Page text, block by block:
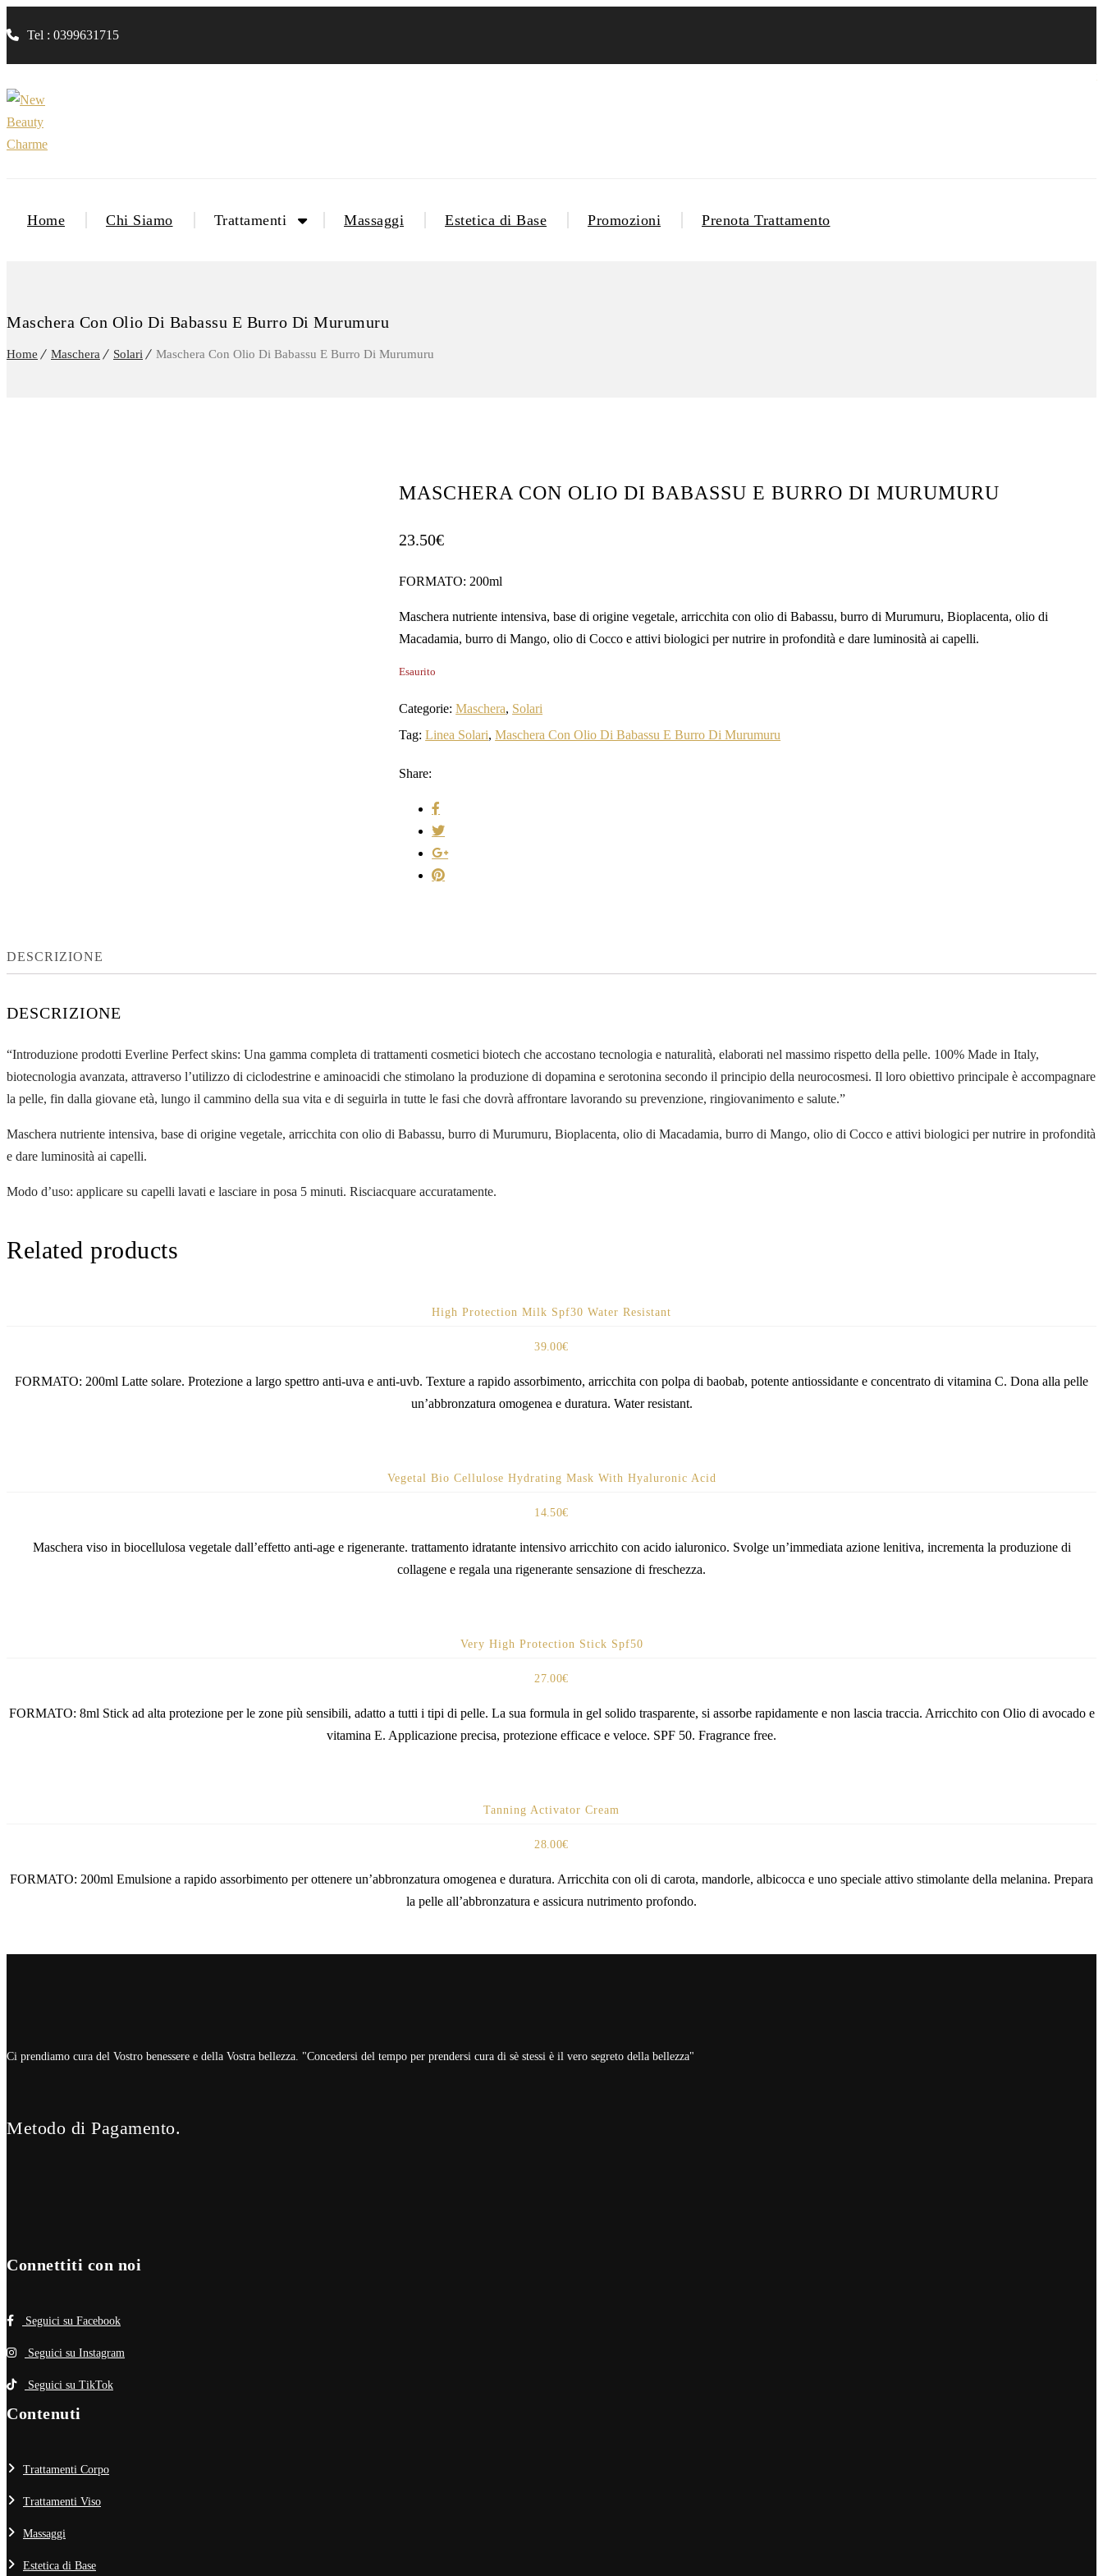
Tel : 0399631715
Home Chi Siamo Trattamenti Massaggi Estetica di Base Promozioni Prenota Trattamento
Maschera Con Olio Di Babassu E Burro Di Murumuru
Home Maschera Solari Maschera Con Olio Di Babassu E Burro Di Murumuru
MASCHERA CON OLIO DI BABASSU E BURRO DI MURUMURU
23.50€
FORMATO: 200ml
Maschera nutriente intensiva, base di origine vegetale, arricchita con olio di Babassu, burro di Murumuru, Bioplacenta, olio di
Macadamia, burro di Mango, olio di Cocco e attivi biologici per nutrire in profondità e dare luminosità ai capelli.
Esaurito
Categorie:Maschera, Solari
Tag:Linea Solari,Maschera Con Olio Di Babassu E Burro Di Murumuru
Share:
DESCRIZIONE
DESCRIZIONE
“Introduzione prodotti Everline Perfect skins: Una gamma completa di trattamenti cosmetici biotech che accostano tecnologia e naturalità, elaborati nel massimo rispetto della pelle. 100% Made in Italy,
biotecnologia avanzata, attraverso l’utilizzo di ciclodestrine e aminoacidi che stimolano la produzione di dopamina e serotonina secondo il principio della neurocosmesi. Il loro obiettivo principale è accompagnare
la pelle, fin dalla giovane età, lungo il cammino della sua vita e di seguirla in tutte le fasi che dovrà affrontare lavorando su prevenzione, ringiovanimento e salute.”
Maschera nutriente intensiva, base di origine vegetale, arricchita con olio di Babassu, burro di Murumuru, Bioplacenta, olio di Macadamia, burro di Mango, olio di Cocco e attivi biologici per nutrire in profondità
e dare luminosità ai capelli.
Modo d’uso: applicare su capelli lavati e lasciare in posa 5 minuti. Risciacquare accuratamente.
Related products
High Protection Milk Spf30 Water Resistant
39.00€
FORMATO: 200ml Latte solare. Protezione a largo spettro anti-uva e anti-uvb. Texture a rapido assorbimento, arricchita con polpa di baobab, potente antiossidante e concentrato di vitamina C. Dona alla pelle
un’abbronzatura omogenea e duratura. Water resistant.
Vegetal Bio Cellulose Hydrating Mask With Hyaluronic Acid
14.50€
Maschera viso in biocellulosa vegetale dall’effetto anti-age e rigenerante. trattamento idratante intensivo arricchito con acido ialuronico. Svolge un’immediata azione lenitiva, incrementa la produzione di
collagene e regala una rigenerante sensazione di freschezza.
Very High Protection Stick Spf50
27.00€
FORMATO: 8ml Stick ad alta protezione per le zone più sensibili, adatto a tutti i tipi di pelle. La sua formula in gel solido trasparente, si assorbe rapidamente e non lascia traccia. Arricchito con Olio di avocado e
vitamina E. Applicazione precisa, protezione efficace e veloce. SPF 50. Fragrance free.
Tanning Activator Cream
28.00€
FORMATO: 200ml Emulsione a rapido assorbimento per ottenere un’abbronzatura omogenea e duratura. Arricchita con oli di carota, mandorle, albicocca e uno speciale attivo stimolante della melanina. Prepara
la pelle all’abbronzatura e assicura nutrimento profondo.
Ci prendiamo cura del Vostro benessere e della Vostra bellezza. "Concedersi del tempo per prendersi cura di sè stessi è il vero segreto della bellezza"
Metodo di Pagamento.
Connettiti con noi
Seguici su Facebook
Seguici su Instagram
Seguici su TikTok
Contenuti
Trattamenti Corpo
Trattamenti Viso
Massaggi
Estetica di Base